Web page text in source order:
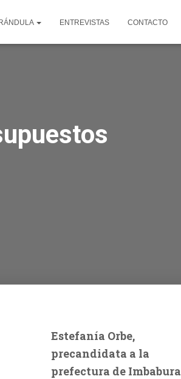
ENTREVISTAS CONTACTO
Estefanía Orbe,
precandidata a la
prefectura de Imbabura